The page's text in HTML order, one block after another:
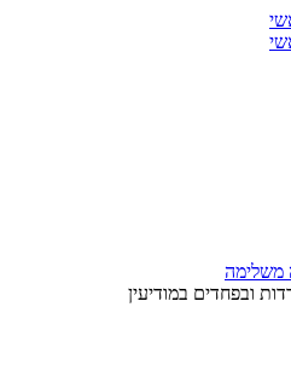
משלימה
ובפחדים במודיעין